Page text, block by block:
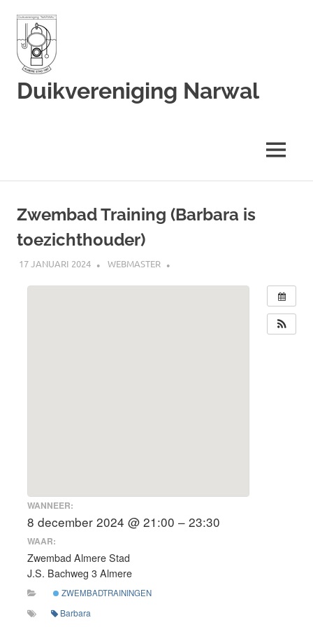
inhoud
Duikvereniging Narwal
MENU
Zwembad Training (Barbara is
toezichthouder)
17 JANUARI 2024 WEBMASTER
WANNEER:
8 december 2024 @ 21:00 – 23:30
WAAR:
Zwembad Almere Stad
J.S. Bachweg 3 Almere
ZWEMBADTRAININGEN
Barbara